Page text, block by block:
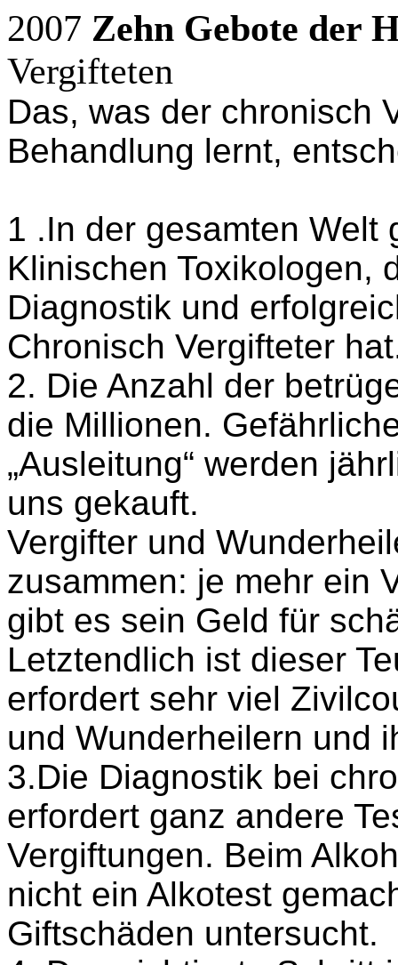
2007 Zehn Gebote der
Vergifteten
Das, was der chronisch
Behandlung lernt,
1 .In der gesamten Welt
Klinischen Toxikologen,
Diagnostik und
Chronisch Vergifteter
2. Die Anzahl der
die Millionen.
„Ausleitung“ werden
uns gekauft.
Vergifter und
zusammen: je mehr ein
gibt es sein Geld für
Letztendlich ist dieser
erfordert sehr viel
und Wunderheilern und
3.Die Diagnostik bei
erfordert ganz andere
Vergiftungen. Beim
nicht ein Alkotest
Giftschäden untersucht.